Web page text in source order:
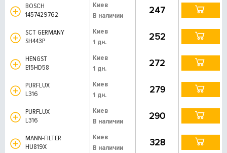
BOSCH
1457429762
Киев
В наличии
247
SCT GERMANY
SH443P
Киев
1 дн.
252
HENGST
E15HD58
Киев
1 дн.
272
PURFLUX
L316
Киев
1 дн.
279
PURFLUX
L316
Киев
В наличии
290
MANN-FILTER
HU819X
Киев
В наличии
328